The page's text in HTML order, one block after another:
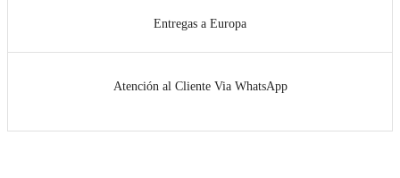
Entregas a Europa
Atención al Cliente Via WhatsApp